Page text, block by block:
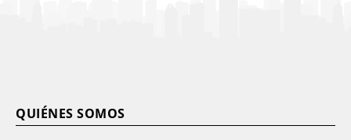
QUIÉNES SOMOS